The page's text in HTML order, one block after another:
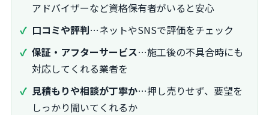
アドバイザーなど資格保有者がいると安心
口コミや評判…ネットやSNSで評価をチェック
保証・アフターサービス…施工後の不具合時にも
対応してくれる業者を
見積もりや相談が丁寧か…押し売りせず、要望を
しっかり聞いてくれるか